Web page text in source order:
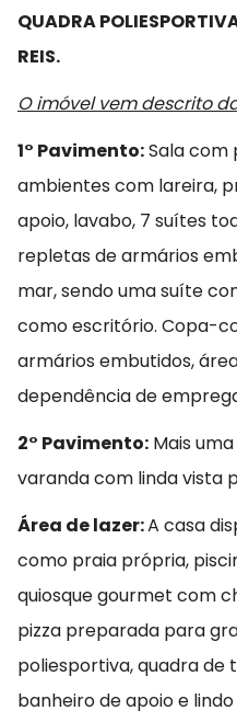
QUADRA
REIS.
O imóvel vem descrito
1° Pavimento:Sala com
ambientes com lareira,
apoio, lavabo, 7 suítes
repletas de armários
mar, sendo uma suíte
como escritório. Copa-
armários embutidos,
dependência de
2° Pavimento: Mais
varanda com linda vista
Área de lazer:A casa
como praia própria,
quiosque gourmet com
pizza preparada para
poliesportiva, quadra de
banheiro de apoio e